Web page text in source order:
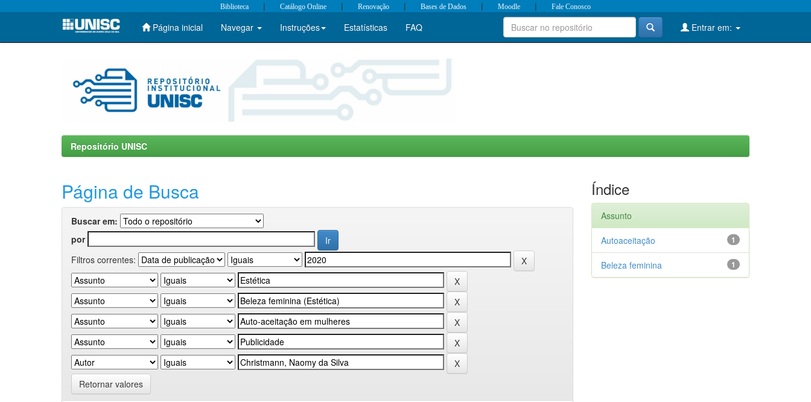
Skip
Biblioteca | Catálogo Online | Renovação | Bases de Dados | Moodle | Fale Conosco
Página inicial Navegar Instruções Estatísticas FAQ Entrar em:
Repositório UNISC
Página de Busca
Buscar em:
por
Filtros correntes:
Retornar valores
Índice
Assunto
1
Autoaceitação
1
Beleza feminina